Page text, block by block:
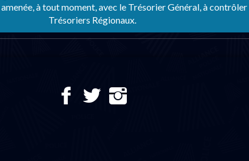
à tout moment, avec le Trésorier Général, à contrôler
Trésoriers Régionaux.